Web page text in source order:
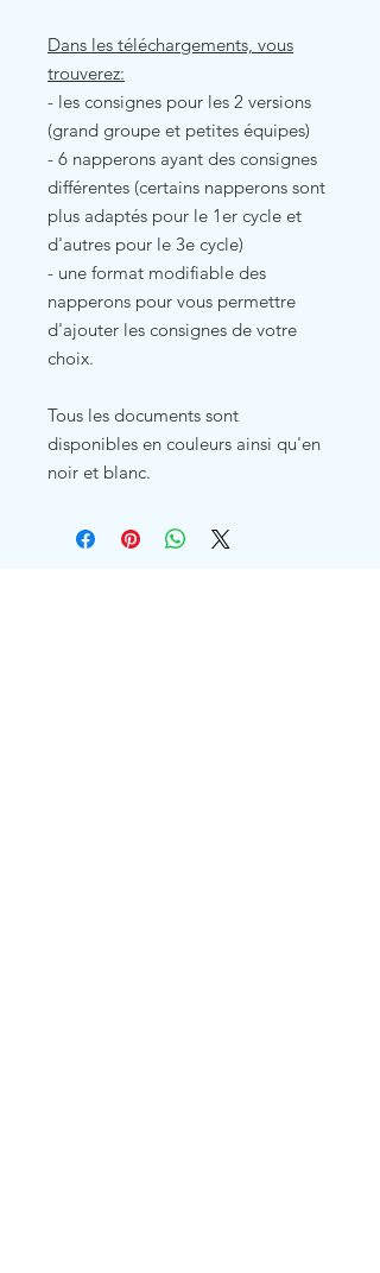
Dans les téléchargements, vous
trouverez:
- les consignes pour les 2 versions
(grand groupe et petites équipes)
- 6 napperons ayant des consignes
différentes (certains napperons sont
plus adaptés pour le 1er cycle et
d'autres pour le 3e cycle)
- une format modifiable des
napperons pour vous permettre
d'ajouter les consignes de votre
choix.
Tous les documents sont
disponibles en couleurs ainsi qu'en
noir et blanc.